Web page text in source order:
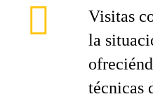
Visitas
la
técnicas